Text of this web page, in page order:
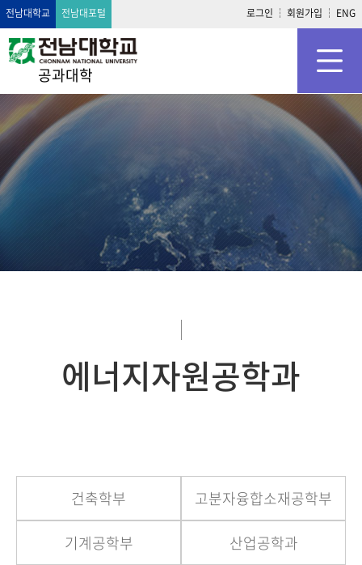
전남대학교 전남대포털 로그인 회원가입 ENG
공과대학
에너지자원공학과
건축학부 고분자융합소재공학부
기계공학부 산업공학과